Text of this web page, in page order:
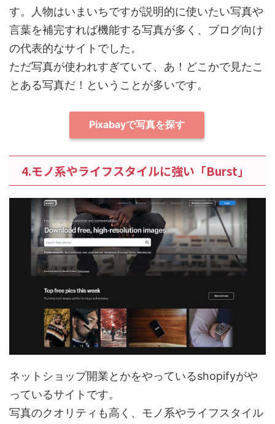
す。人物はいまいちですが説明的に使いたい写真や
言葉を補完すれば機能する写真が多く、ブログ向け
の代表的なサイトでした。
ただ写真が使われすぎていて、あ！どこかで見たこ
とある写真だ！ということが多いです。
Pixabayで写真を探す
4.モノ系やライフスタイルに強い「Burst」
ネットショップ開業とかをやっているshopifyがや
っているサイトです。
写真のクオリティも高く、モノ系やライフスタイル